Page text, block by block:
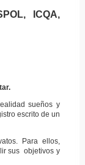
ICQA,
sueños y
escrito de un
Para ellos,
sus objetivos y